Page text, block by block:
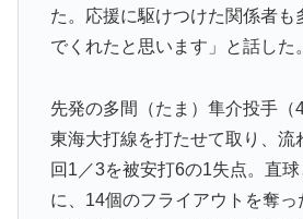
た。応援に駆けつけた関係者も
でくれたと思います」と話した。
先発の多間（たま）隼介投手（
東海大打線を打たせて取り、流
回1／3を被安打6の1失点。直
に、14個のフライアウトを奪